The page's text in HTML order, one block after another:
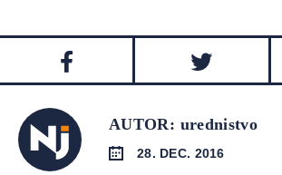
AUTOR: urednistvo
28. DEC. 2016